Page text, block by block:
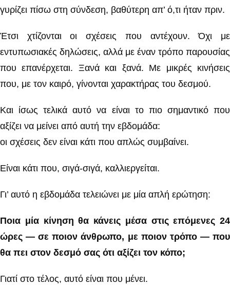
γυρίζει πίσω στη σύνδεση, βαθύτερη απ’ ό,τι ήταν πριν.
Έτσι χτίζονται οι σχέσεις που αντέχουν. Όχι με
εντυπωσιακές δηλώσεις, αλλά με έναν τρόπο παρουσίας
που επανέρχεται. Ξανά και ξανά. Με μικρές κινήσεις
που, με τον καιρό, γίνονται χαρακτήρας του δεσμού.
Και ίσως τελικά αυτό να είναι το πιο σημαντικό που
αξίζει να μείνει από αυτή την εβδομάδα:
οι σχέσεις δεν είναι κάτι που απλώς συμβαίνει.
Είναι κάτι που, σιγά-σιγά, καλλιεργείται.
Γι’ αυτό η εβδομάδα τελειώνει με μία απλή ερώτηση:
Ποια μία κίνηση θα κάνεις μέσα στις επόμενες 24
ώρες — σε ποιον άνθρωπο, με ποιον τρόπο — που
θα πει στον δεσμό σας ότι αξίζει τον κόπο;
Γιατί στο τέλος, αυτό είναι που μένει.